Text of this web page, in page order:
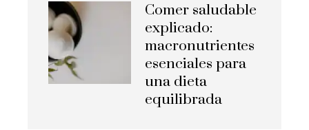
Comer saludable
explicado:
macronutrientes
esenciales para
una dieta
equilibrada